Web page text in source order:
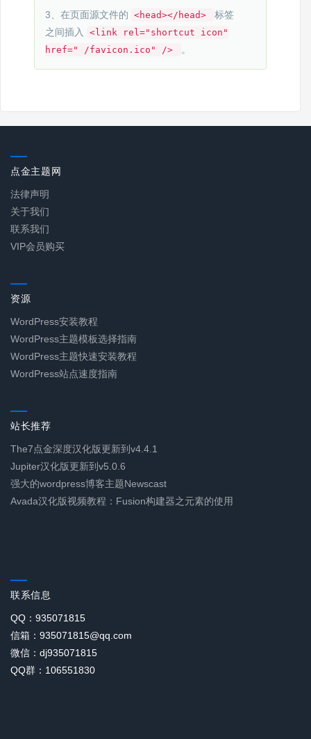
3、在页面源文件的 <head></head>
标签
之间插入
<link rel="shortcut icon"
href=" /favicon.ico" />
。
点金主题网
法律声明
关于我们
联系我们
VIP会员购买
资源
WordPress安装教程
WordPress主题模板选择指南
WordPress主题快速安装教程
WordPress站点速度指南
站长推荐
The7点金深度汉化版更新到v4.4.1
Jupiter汉化版更新到v5.0.6
强大的wordpress博客主题Newscast
Avada汉化版视频教程：Fusion构建器之元素的使用
联系信息
QQ：935071815
信箱：935071815@qq.com
微信：dj935071815
QQ群：106551830